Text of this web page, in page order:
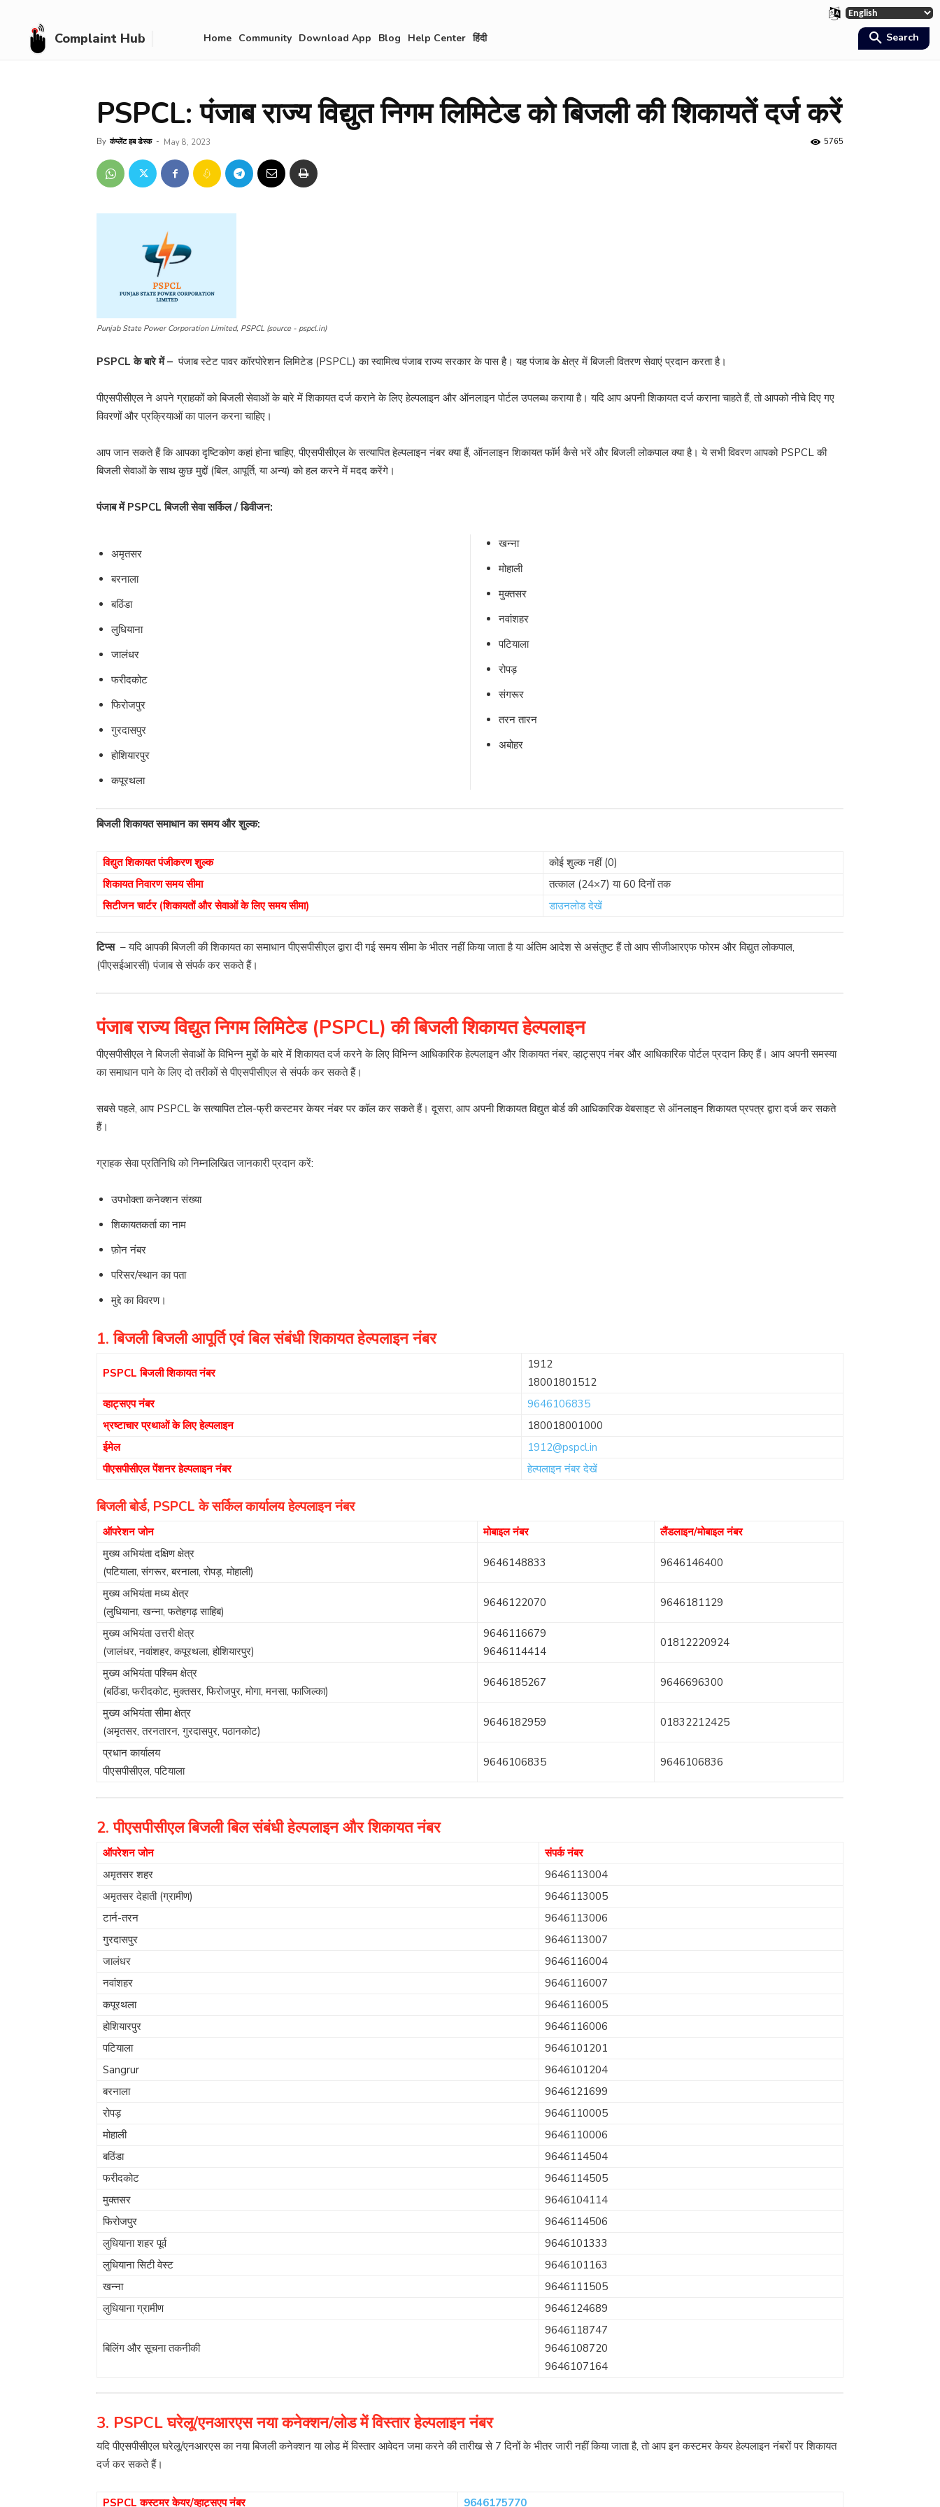
Complaint Hub Home Community Download App Blog Help Center हिंदी Search
PSPCL: पंजाब राज्य विद्युत निगम लिमिटेड को बिजली की शिकायतें दर्ज करें
By कंप्लेंट हब डेस्क - May 8, 2023 5765
Punjab State Power Corporation Limited, PSPCL (source - pspcl.in)
PSPCL के बारे में – पंजाब स्टेट पावर कॉरपोरेशन लिमिटेड (PSPCL) का स्वामित्व पंजाब राज्य सरकार के पास है। यह पंजाब के क्षेत्र में बिजली वितरण सेवाएं प्रदान करता है।
पीएसपीसीएल ने अपने ग्राहकों को बिजली सेवाओं के बारे में शिकायत दर्ज कराने के लिए हेल्पलाइन और ऑनलाइन पोर्टल उपलब्ध कराया है। यदि आप अपनी शिकायत दर्ज कराना चाहते हैं, तो आपको नीचे दिए गए
विवरणों और प्रक्रियाओं का पालन करना चाहिए।
आप जान सकते हैं कि आपका दृष्टिकोण कहां होना चाहिए, पीएसपीसीएल के सत्यापित हेल्पलाइन नंबर क्या हैं, ऑनलाइन शिकायत फॉर्म कैसे भरें और बिजली लोकपाल क्या है। ये सभी विवरण आपको PSPCL की
बिजली सेवाओं के साथ कुछ मुद्दों (बिल, आपूर्ति, या अन्य) को हल करने में मदद करेंगे।
पंजाब में PSPCL बिजली सेवा सर्किल / डिवीजन:
अमृतसर
बरनाला
बठिंडा
लुधियाना
जालंधर
फरीदकोट
फिरोजपुर
गुरदासपुर
होशियारपुर
कपूरथला
खन्ना
मोहाली
मुक्तसर
नवांशहर
पटियाला
रोपड़
संगरूर
तरन तारन
अबोहर
बिजली शिकायत समाधान का समय और शुल्क:
विद्युत शिकायत पंजीकरण शुल्क
कोई शुल्क नहीं (0)
शिकायत निवारण समय सीमा
तत्काल (24×7) या 60 दिनों तक
सिटीजन चार्टर (शिकायतों और सेवाओं के लिए समय सीमा)
डाउनलोड देखें
टिप्स– यदि आपकी बिजली की शिकायत का समाधान पीएसपीसीएल द्वारा दी गई समय सीमा के भीतर नहीं किया जाता है या अंतिम आदेश से असंतुष्ट हैं तो आप सीजीआरएफ फोरम और विद्युत लोकपाल,
(पीएसईआरसी) पंजाब से संपर्क कर सकते हैं।
पंजाब राज्य विद्युत निगम लिमिटेड (PSPCL) की बिजली शिकायत हेल्पलाइन
पीएसपीसीएल ने बिजली सेवाओं के विभिन्न मुद्दों के बारे में शिकायत दर्ज करने के लिए विभिन्न आधिकारिक हेल्पलाइन और शिकायत नंबर, व्हाट्सएप नंबर और आधिकारिक पोर्टल प्रदान किए हैं। आप अपनी समस्या
का समाधान पाने के लिए दो तरीकों से पीएसपीसीएल से संपर्क कर सकते हैं।
सबसे पहले, आप PSPCL के सत्यापित टोल-फ्री कस्टमर केयर नंबर पर कॉल कर सकते हैं। दूसरा, आप अपनी शिकायत विद्युत बोर्ड की आधिकारिक वेबसाइट से ऑनलाइन शिकायत प्रपत्र द्वारा दर्ज कर सकते
हैं।
ग्राहक सेवा प्रतिनिधि को निम्नलिखित जानकारी प्रदान करें:
उपभोक्ता कनेक्शन संख्या
शिकायतकर्ता का नाम
फ़ोन नंबर
परिसर/स्थान का पता
मुद्दे का विवरण।
1. बिजली बिजली आपूर्ति एवं बिल संबंधी शिकायत हेल्पलाइन नंबर
PSPCL बिजली शिकायत नंबर
1912
18001801512
व्हाट्सएप नंबर
9646106835
भ्रष्टाचार प्रथाओं के लिए हेल्पलाइन
180018001000
ईमेल
1912@pspcl.in
पीएसपीसीएल पेंशनर हेल्पलाइन नंबर
हेल्पलाइन नंबर देखें
बिजली बोर्ड, PSPCL के सर्किल कार्यालय हेल्पलाइन नंबर
ऑपरेशन जोन मोबाइल नंबर
लैंडलाइन/मोबाइल नंबर
मुख्य अभियंता दक्षिण क्षेत्र
(पटियाला, संगरूर, बरनाला, रोपड़, मोहाली)
9646148833 9646146400
मुख्य अभियंता मध्य क्षेत्र
(लुधियाना, खन्ना, फतेहगढ़ साहिब)
9646122070 9646181129
मुख्य अभियंता उत्तरी क्षेत्र
(जालंधर, नवांशहर, कपूरथला, होशियारपुर)
9646116679
9646114414
01812220924
मुख्य अभियंता पश्चिम क्षेत्र
(बठिंडा, फरीदकोट, मुक्तसर, फिरोजपुर, मोगा, मनसा, फाजिल्का)
9646185267 9646696300
मुख्य अभियंता सीमा क्षेत्र
(अमृतसर, तरनतारन, गुरदासपुर, पठानकोट)
9646182959 01832212425
प्रधान कार्यालय
पीएसपीसीएल, पटियाला
9646106835 9646106836
2. पीएसपीसीएल बिजली बिल संबंधी हेल्पलाइन और शिकायत नंबर
ऑपरेशन जोन
संपर्क नंबर
अमृतसर शहर
9646113004
अमृतसर देहाती (ग्रामीण)
9646113005
टार्न-तरन
9646113006
गुरदासपुर
9646113007
जालंधर
9646116004
नवांशहर
9646116007
कपूरथला
9646116005
होशियारपुर
9646116006
पटियाला
9646101201
Sangrur
9646101204
बरनाला
9646121699
रोपड़
9646110005
मोहाली
9646110006
बठिंडा
9646114504
फरीदकोट
9646114505
मुक्तसर
9646104114
फिरोजपुर
9646114506
लुधियाना शहर पूर्व
9646101333
लुधियाना सिटी वेस्ट
9646101163
खन्ना
9646111505
लुधियाना ग्रामीण
9646124689
बिलिंग और सूचना तकनीकी
9646118747
9646108720
9646107164
3. PSPCL घरेलू/एनआरएस नया कनेक्शन/लोड में विस्तार हेल्पलाइन नंबर
यदि पीएसपीसीएल घरेलू/एनआरएस का नया बिजली कनेक्शन या लोड में विस्तार आवेदन जमा करने की तारीख से 7 दिनों के भीतर जारी नहीं किया जाता है, तो आप इन कस्टमर केयर हेल्पलाइन नंबरों पर शिकायत
दर्ज कर सकते हैं।
PSPCL कस्टमर केयर/व्हाट्सएप नंबर 9646175770